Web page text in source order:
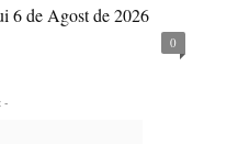
6 de Agost de 2026
0
-